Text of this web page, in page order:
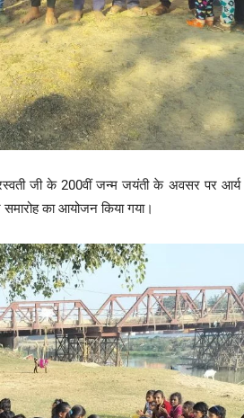
जी के 200वीं जन्म जयंती के अवसर पर आर्य
समारोह का आयोजन किया गया।